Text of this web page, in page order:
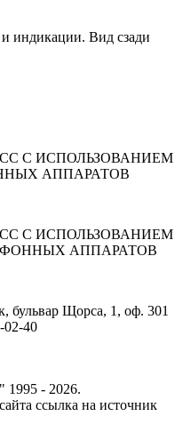
индикации. Вид сзади
С ИСПОЛЬЗОВАНИЕМ
АППАРАТОВ
С ИСПОЛЬЗОВАНИЕМ
АППАРАТОВ
бульвар Щорса, 1, оф. 301
02-40
- 2026.
ссылка на источник